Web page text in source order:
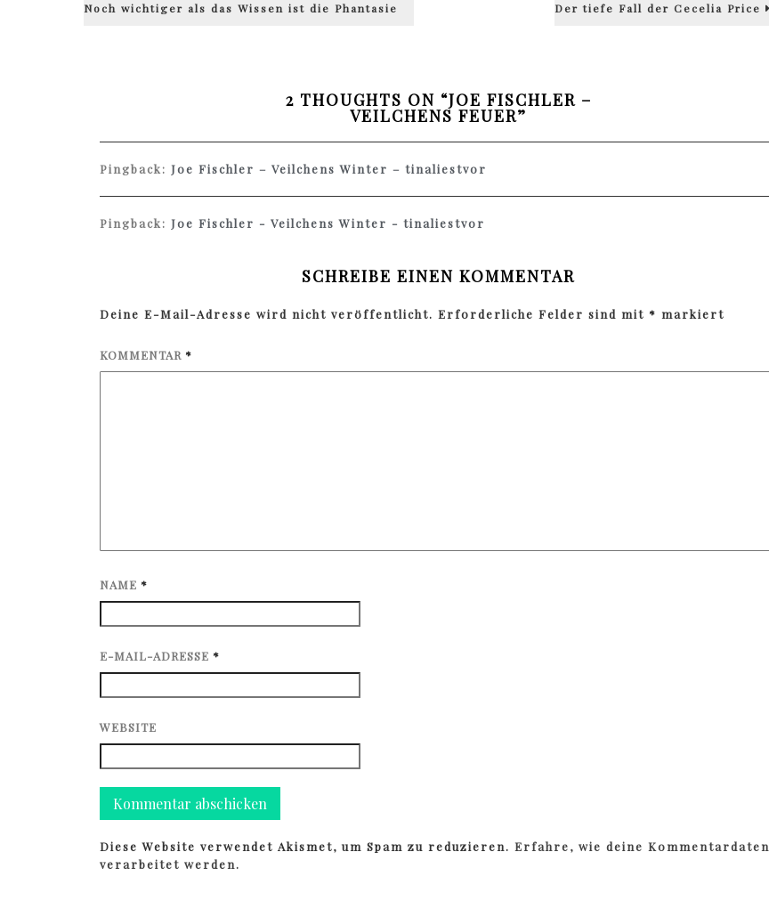
Noch wichtiger als das Wissen ist die Phantasie
Der tiefe Fall der Cecelia Price
2 THOUGHTS ON “JOE FISCHLER –
VEILCHENS FEUER”
Pingback:Joe Fischler – Veilchens Winter – tinaliestvor
Pingback:Joe Fischler - Veilchens Winter - tinaliestvor
SCHREIBE EINEN KOMMENTAR
Deine E-Mail-Adresse wird nicht veröffentlicht. Erforderliche Felder sind mit * markiert
KOMMENTAR *
NAME *
E-MAIL-ADRESSE *
WEBSITE
Diese Website verwendet Akismet, um Spam zu reduzieren.Erfahre, wie deine Kommentardaten
verarbeitet werden.